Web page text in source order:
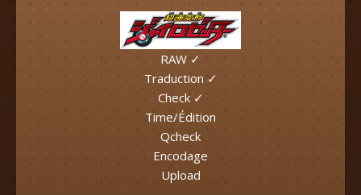
RAW ✓
Traduction ✓
Check ✓
Time/Édition
Qcheck
Encodage
Upload